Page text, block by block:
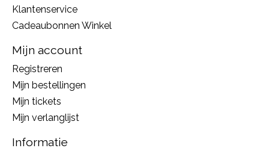
Klantenservice
Cadeaubonnen Winkel
Mijn account
Registreren
Mijn bestellingen
Mijn tickets
Mijn verlanglijst
Informatie